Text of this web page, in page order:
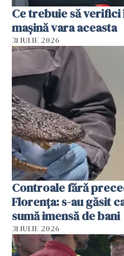
Ce trebuie să
mașină vara aceasta
31 IULIE 2026
Controale fără
Florența: s-au găsit
sumă imensă de bani
31 IULIE 2026